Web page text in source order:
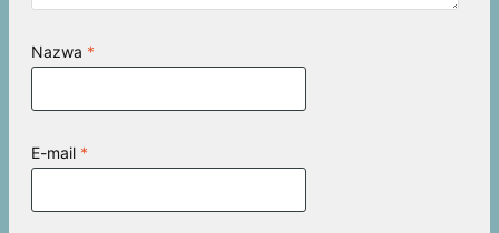
Nazwa *
E-mail *